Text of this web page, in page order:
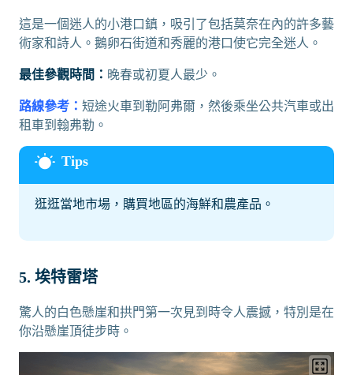
這是一個迷人的小港口鎮，吸引了包括莫奈在內的許多藝
術家和詩人。鵝卵石街道和秀麗的港口使它完全迷人。
最佳參觀時間： 晚春或初夏人最少。
路線參考： 短途火車到勒阿弗爾，然後乘坐公共汽車或出
租車到翰弗勒。
逛逛當地市場，購買地區的海鮮和農產品。
5. 埃特雷塔
驚人的白色懸崖和拱門第一次見到時令人震撼，特別是在
你沿懸崖頂徒步時。